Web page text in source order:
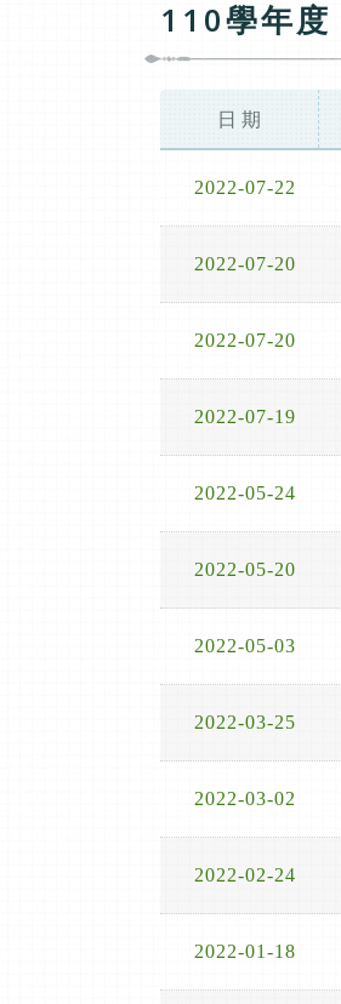
110學年度
日 期
2022-07-22
2022-07-20
2022-07-20
2022-07-19
2022-05-24
2022-05-20
2022-05-03
2022-03-25
2022-03-02
2022-02-24
2022-01-18